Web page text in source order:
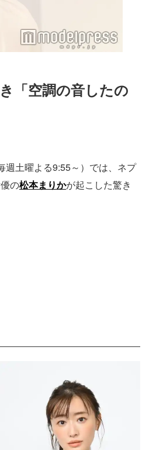
「空調の音したの
週土曜よる9:55～）では、ネプ
の松本まりかが起こした驚き